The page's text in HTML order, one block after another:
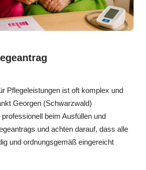
Pflegeleistungen ist oft komplex und
Georgen (Schwarzwald)
beim Ausfüllen und
und achten darauf, dass alle
und ordnungsgemäß eingereicht